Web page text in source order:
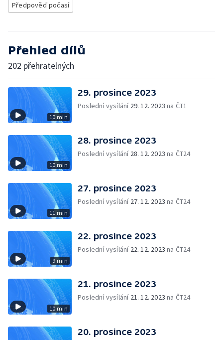
Předpověď počasí
Přehled dílů
202 přehratelných
10 min
29. prosince 2023
Poslední vysílání 29. 12. 2023 na ČT1
10 min
28. prosince 2023
Poslední vysílání 28. 12. 2023 na ČT24
11 min
27. prosince 2023
Poslední vysílání 27. 12. 2023 na ČT24
9 min
22. prosince 2023
Poslední vysílání 22. 12. 2023 na ČT24
10 min
21. prosince 2023
Poslední vysílání 21. 12. 2023 na ČT24
20. prosince 2023